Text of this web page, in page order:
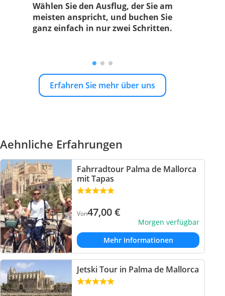
Wählen Sie den Ausflug, der Sie am
meisten anspricht, und buchen Sie
ganz einfach in nur zwei Schritten.
Erfahren Sie mehr über uns
Aehnliche Erfahrungen
Fahrradtour Palma de Mallorca
mit Tapas
Von47,00€
Morgen verfügbar
Mehr Informationen
Jetski Tour in Palma de Mallorca